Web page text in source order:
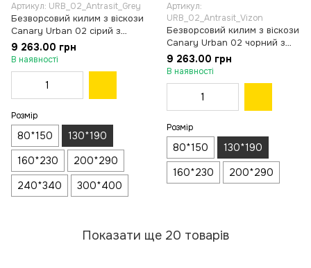
Артикул: URB_02_Antrasit_Grey
Безворсовий килим з віскози
Canary Urban 02 сірий з
чорним, 130×190 см
9 263.00 грн
В наявності
Розмір
80*150
130*190
160*230
200*290
240*340
300*400
Артикул:
URB_02_Antrasit_Vizon
Безворсовий килим з віскози
Canary Urban 02 чорний з
коричневим, 130×190 см
9 263.00 грн
В наявності
Розмір
80*150
130*190
160*230
200*290
Показати ще 20 товарів